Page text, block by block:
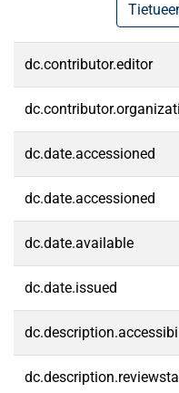
dc.contributor.editor
dc.date.accessioned
dc.date.accessioned
dc.date.available
dc.date.issued